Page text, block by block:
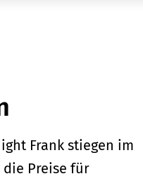
Frank stiegen im
Preise für